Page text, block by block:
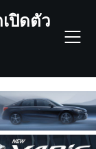
ปิดตัว